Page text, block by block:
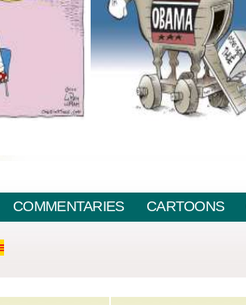
COMMENTARIES CARTOONS